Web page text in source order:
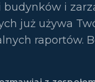
i
już używa
raportów.